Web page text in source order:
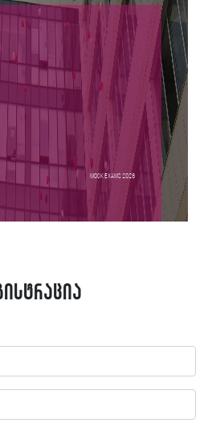
Mock Exams 2026